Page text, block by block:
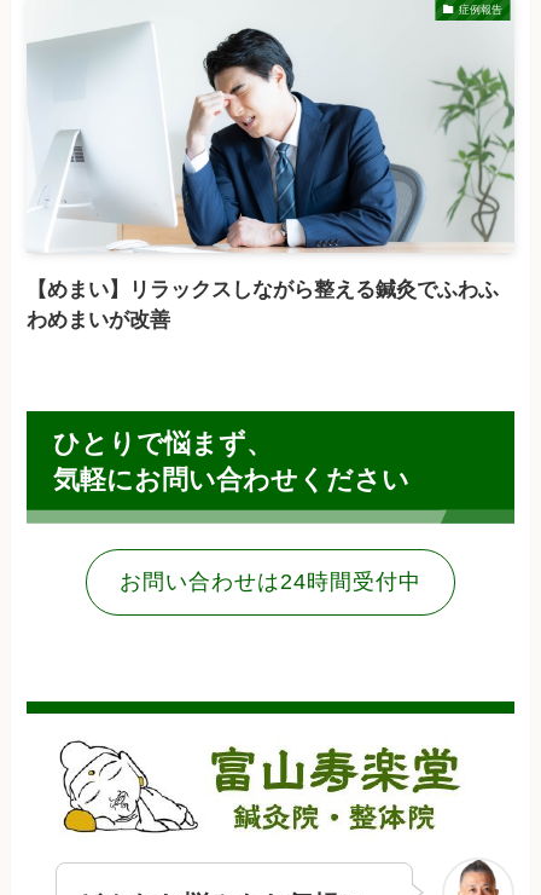
症例報告
【めまい】リラックスしながら整える鍼灸でふわふ
わめまいが改善
ひとりで悩まず、
気軽にお問い合わせください
お問い合わせは24時間受付中